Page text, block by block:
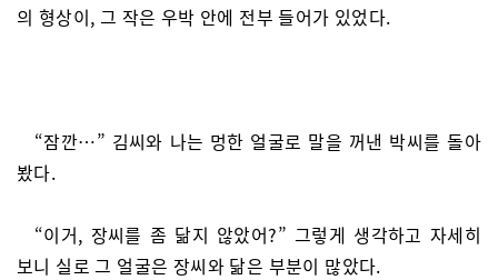
의 형상이, 그 작은 우박 안에 전부 들어가 있었다.
“잠깐…” 김씨와 나는 멍한 얼굴로 말을 꺼낸 박씨를 돌아
봤다.
“이거, 장씨를 좀 닮지 않았어?” 그렇게 생각하고 자세히
보니 실로 그 얼굴은 장씨와 닮은 부분이 많았다.